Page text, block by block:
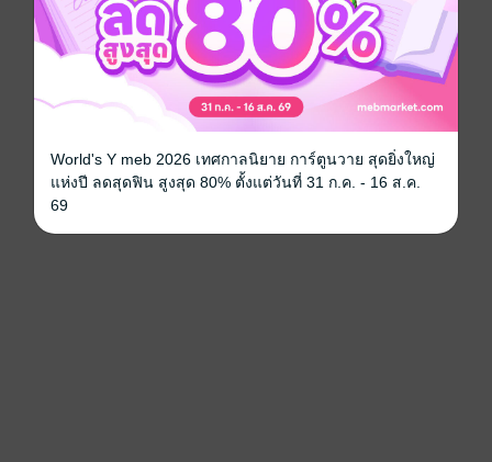
World's Y meb 2026 เทศกาลนิยาย การ์ตูนวาย สุดยิ่งใหญ่
แห่งปี ลดสุดฟิน สูงสุด 80% ตั้งแต่วันที่ 31 ก.ค. - 16 ส.ค.
69